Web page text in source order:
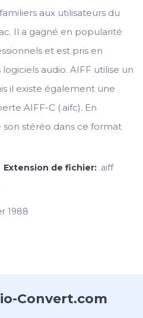
aux utilisateurs du
Il a gagné en popularité
et est pris en
audio. AIFF utilise un
il existe également une
AIFF-C (.aifc). En
stéréo dans ce format
Extension de fichier: .aiff
1988
Convert.com